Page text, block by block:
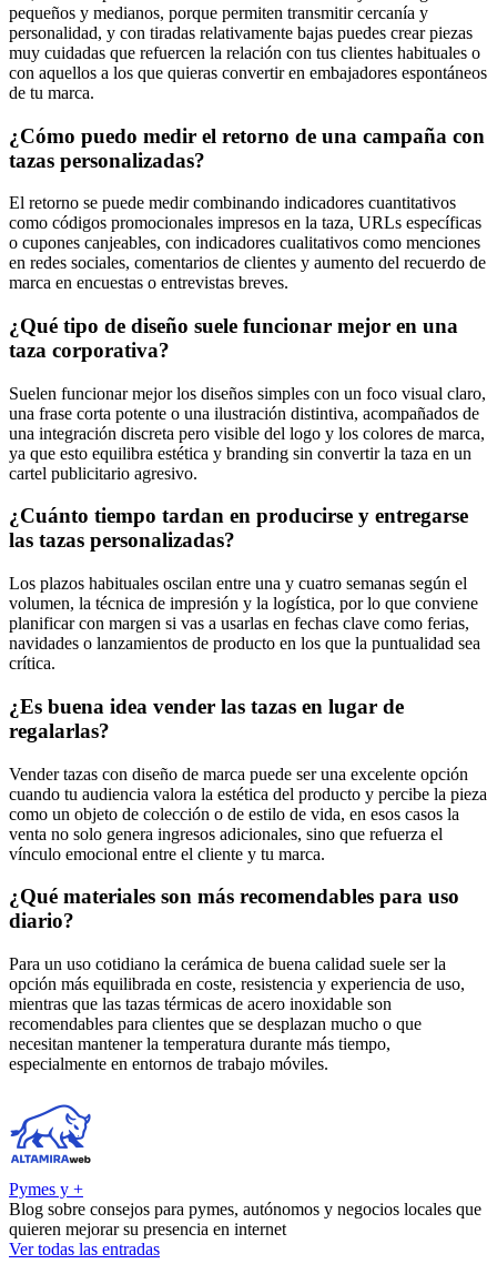
pequeños y medianos, porque permiten transmitir cercanía y
personalidad, y con tiradas relativamente bajas puedes crear piezas
muy cuidadas que refuercen la relación con tus clientes habituales o
con aquellos a los que quieras convertir en embajadores espontáneos
de tu marca.
¿Cómo puedo medir el retorno de una campaña con
tazas personalizadas?
El retorno se puede medir combinando indicadores cuantitativos
como códigos promocionales impresos en la taza, URLs específicas
o cupones canjeables, con indicadores cualitativos como menciones
en redes sociales, comentarios de clientes y aumento del recuerdo de
marca en encuestas o entrevistas breves.
¿Qué tipo de diseño suele funcionar mejor en una
taza corporativa?
Suelen funcionar mejor los diseños simples con un foco visual claro,
una frase corta potente o una ilustración distintiva, acompañados de
una integración discreta pero visible del logo y los colores de marca,
ya que esto equilibra estética y branding sin convertir la taza en un
cartel publicitario agresivo.
¿Cuánto tiempo tardan en producirse y entregarse
las tazas personalizadas?
Los plazos habituales oscilan entre una y cuatro semanas según el
volumen, la técnica de impresión y la logística, por lo que conviene
planificar con margen si vas a usarlas en fechas clave como ferias,
navidades o lanzamientos de producto en los que la puntualidad sea
crítica.
¿Es buena idea vender las tazas en lugar de
regalarlas?
Vender tazas con diseño de marca puede ser una excelente opción
cuando tu audiencia valora la estética del producto y percibe la pieza
como un objeto de colección o de estilo de vida, en esos casos la
venta no solo genera ingresos adicionales, sino que refuerza el
vínculo emocional entre el cliente y tu marca.
¿Qué materiales son más recomendables para uso
diario?
Para un uso cotidiano la cerámica de buena calidad suele ser la
opción más equilibrada en coste, resistencia y experiencia de uso,
mientras que las tazas térmicas de acero inoxidable son
recomendables para clientes que se desplazan mucho o que
necesitan mantener la temperatura durante más tiempo,
especialmente en entornos de trabajo móviles.
Pymes y +
Blog sobre consejos para pymes, autónomos y negocios locales que
quieren mejorar su presencia en internet
Ver todas las entradas